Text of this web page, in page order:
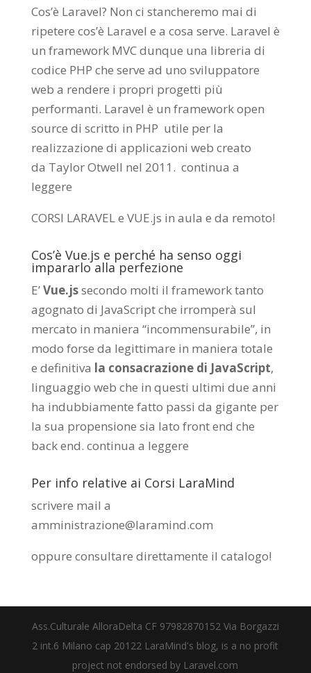
Cos’è Laravel? Non ci stancheremo mai di
ripetere cos’è Laravel e a cosa serve. Laravel è
un framework MVC dunque una libreria di
codice PHP che serve ad uno sviluppatore
web a rendere i propri progetti più
performanti. Laravel è un framework open
source di scritto in PHP utile per la
realizzazione di applicazioni web creato
da Taylor Otwell nel 2011. continua a
leggere
CORSI LARAVEL e VUE.js in aula e da remoto!
Cos’è Vue.js e perché ha senso oggi
impararlo alla perfezione
E’Vue.jssecondo molti il framework tanto
agognato di JavaScript che irromperà sul
mercato in maniera “incommensurabile”, in
modo forse da legittimare in maniera totale
e definitiva la consacrazione di JavaScript,
linguaggio web che in questi ultimi due anni
ha indubbiamente fatto passi da gigante per
la sua propensione sia lato front end che
back end. continua a leggere
Per info relative ai Corsi LaraMind
scrivere mail a
amministrazione@laramind.com
oppure consultare direttamente il catalogo!
Ass.Culturale AlloraDelta CF 97982870152 Via Borgazzi
2 int.6 Milano cap 20122 LaraMind's blog, is a no profit
project not endorsed by Laravel.com